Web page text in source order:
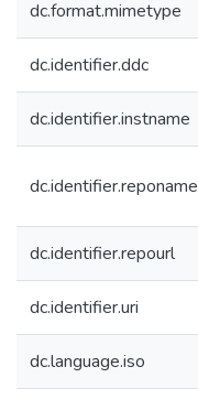
dc.format.mimetype
dc.identifier.ddc
dc.identifier.instname
dc.identifier.reponame
dc.identifier.repourl
dc.identifier.uri
dc.language.iso